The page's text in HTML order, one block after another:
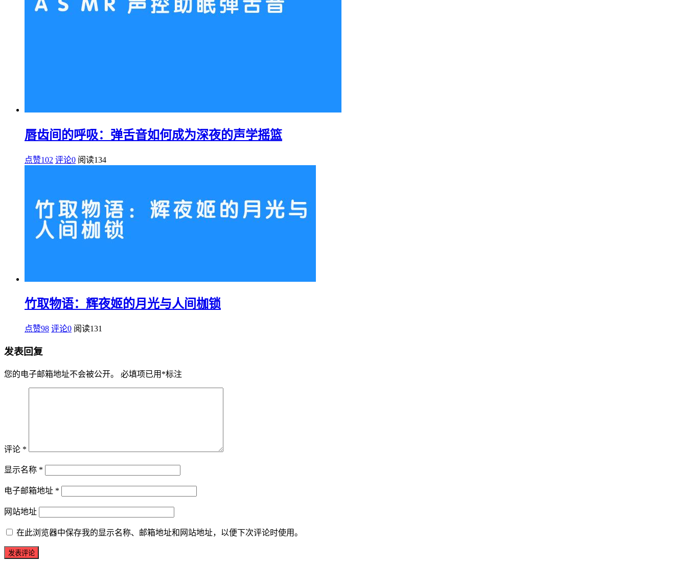
唇齿间的呼吸：弹舌音如何成为深夜的声学摇篮
点赞102 评论0 阅读134
竹取物语：辉夜姬的月光与人间枷锁
点赞98 评论0 阅读131
发表回复
您的电子邮箱地址不会被公开。 必填项已用 *标注
评论 *
显示名称 *
电子邮箱地址 *
网站地址
在此浏览器中保存我的显示名称、邮箱地址和网站地址，以便下次评论时使用。